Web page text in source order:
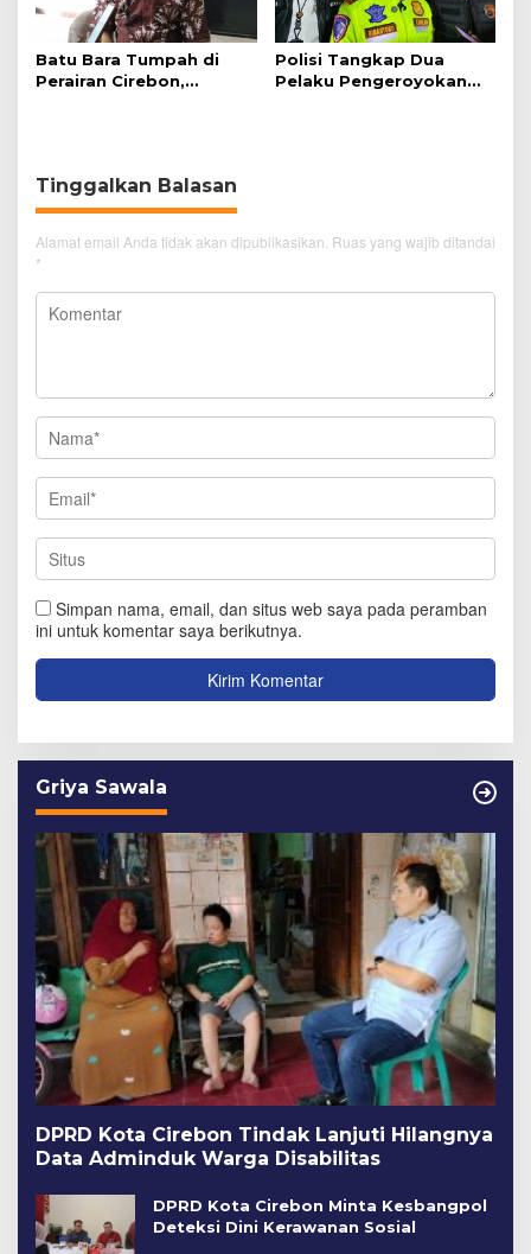
Batu Bara Tumpah di
Perairan Cirebon,
Polisi Tangkap Dua
Pelaku Pengeroyokan
Tinggalkan Balasan
Alamat email Anda tidak akan dipublikasikan. Ruas yang wajib ditandai
*
Simpan nama, email, dan situs web saya pada peramban
ini untuk komentar saya berikutnya.
Griya Sawala
DPRD Kota Cirebon Tindak Lanjuti Hilangnya
Data Adminduk Warga Disabilitas
DPRD Kota Cirebon Minta Kesbangpol
Deteksi Dini Kerawanan Sosial